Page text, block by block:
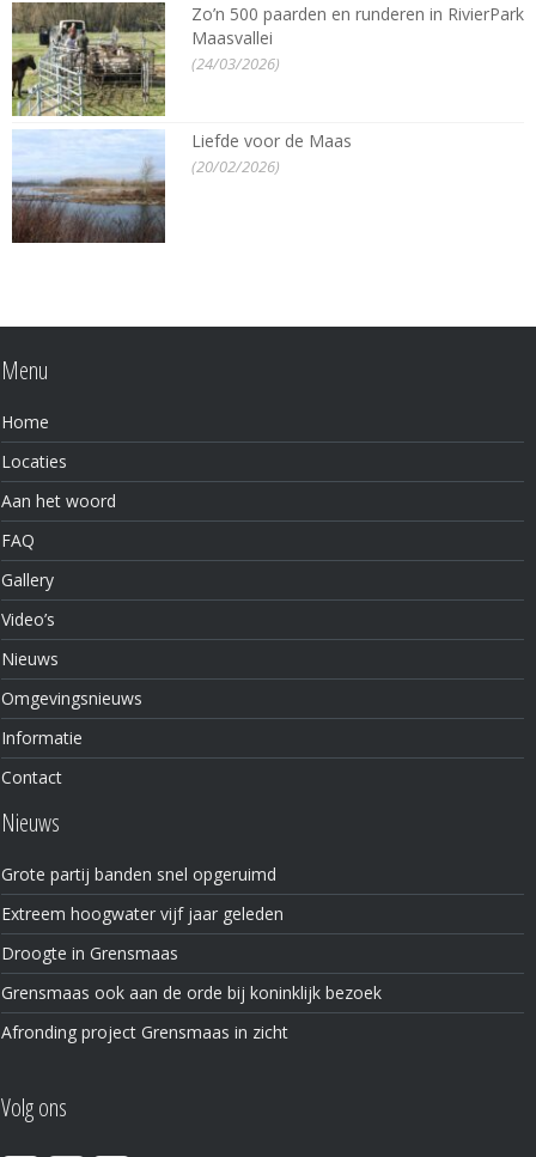
Zo’n 500 paarden en runderen in RivierPark
Maasvallei
(24/03/2026)
Liefde voor de Maas
(20/02/2026)
Menu
Home
Locaties
Aan het woord
FAQ
Gallery
Video’s
Nieuws
Omgevingsnieuws
Informatie
Contact
Nieuws
Grote partij banden snel opgeruimd
Extreem hoogwater vijf jaar geleden
Droogte in Grensmaas
Grensmaas ook aan de orde bij koninklijk bezoek
Afronding project Grensmaas in zicht
Volg ons